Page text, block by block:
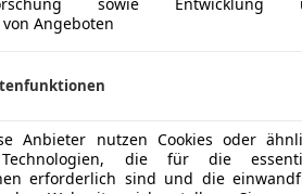
Angeboten
Anbieter nutzen Cookies oder
die für die
erforderlich sind und die
– mit sechs und sieben
werden. Ganz so geräumig
von München nicht zu